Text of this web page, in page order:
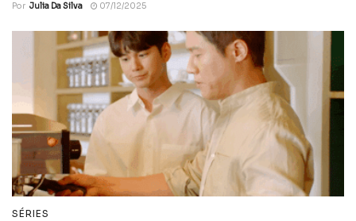
Por Julia Da Silva 07/12/2025
SÉRIES